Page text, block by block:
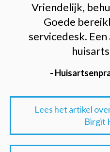
Vriendelijk,
Goede
servicedesk.
-
Lees het artikel
Birgit